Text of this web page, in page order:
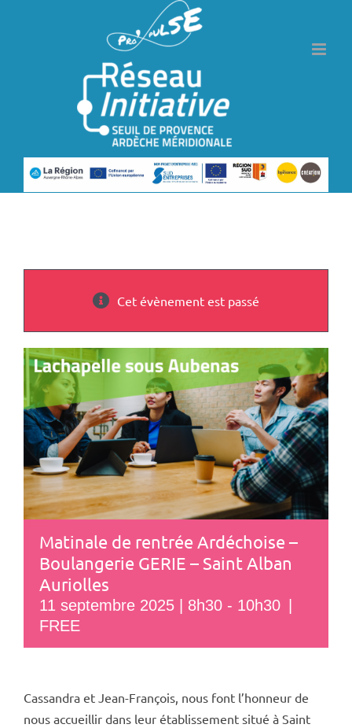
Cet évènement est passé
Matinale de rentrée Ardéchoise –
Boulangerie GERIE – Saint Alban
Auriolles
11 septembre 2025 | 8h30 - 10h30
FREE
Cassandra et Jean-François, nous font l’honneur de
nous accueillir dans leur établissement situé à Saint